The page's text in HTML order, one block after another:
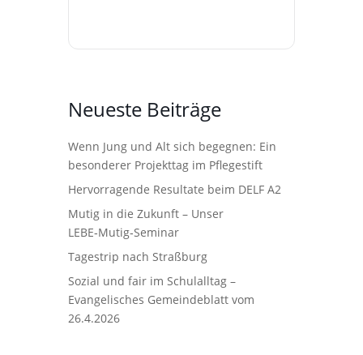
Neueste Beiträge
Wenn Jung und Alt sich begegnen: Ein
besonderer Projekttag im Pflegestift
Hervorragende Resultate beim DELF A2
Mutig in die Zukunft – Unser
LEBE‑Mutig‑Seminar
Tagestrip nach Straßburg
Sozial und fair im Schulalltag –
Evangelisches Gemeindeblatt vom
26.4.2026